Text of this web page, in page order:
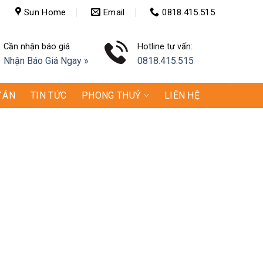
Sun Home Email 0818.415.515
Cần nhận báo giá
Nhận Báo Giá Ngay »
Hotline tư vấn:
0818.415.515
ÁN TIN TỨC PHONG THUỶ LIÊN HỆ